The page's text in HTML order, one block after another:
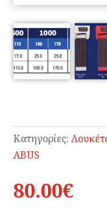
Κατηγορίες:
ABUS
80.00€